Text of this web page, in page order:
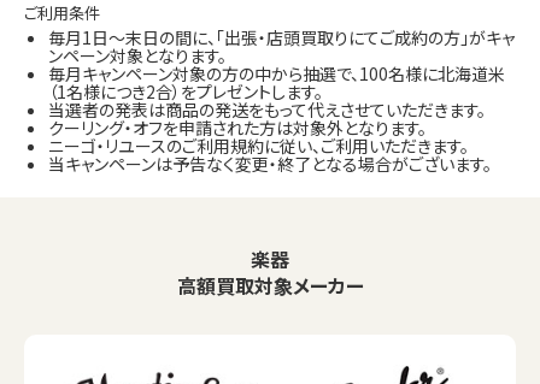
ご利用条件
毎月1日～末日の間に、「出張・店頭買取りにてご成約の方」がキャ
ンペーン対象となります。
毎月キャンペーン対象の方の中から抽選で、100名様に北海道米
（1名様につき2合）をプレゼントします。
当選者の発表は商品の発送をもって代えさせていただきます。
クーリング・オフを申請された方は対象外となります。
ニーゴ・リユースのご利用規約に従い、ご利用いただきます。
当キャンペーンは予告なく変更・終了となる場合がございます。
楽器
高額買取対象メーカー